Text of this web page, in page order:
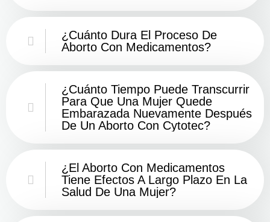
¿Cuánto Dura El Proceso De
Aborto Con Medicamentos?
¿Cuánto Tiempo Puede Transcurrir
Para Que Una Mujer Quede
Embarazada Nuevamente Después
De Un Aborto Con Cytotec?
¿El Aborto Con Medicamentos
Tiene Efectos A Largo Plazo En La
Salud De Una Mujer?